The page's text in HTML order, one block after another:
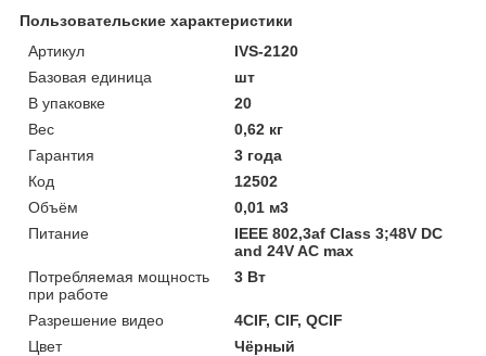
Пользовательские характеристики
Артикул
IVS-2120
Базовая единица
шт
В упаковке
20
Вес
0,62 кг
Гарантия
3 года
Код
12502
Объём
0,01 м3
Питание
IEEE 802,3af Class 3;48V DC
and 24V AC max
Потребляемая мощность
при работе
3 Вт
Разрешение видео
4CIF, CIF, QCIF
Цвет
Чёрный